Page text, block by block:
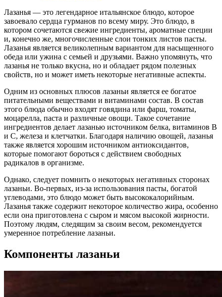
Лазанья — это легендарное итальянское блюдо, которое
завоевало сердца гурманов по всему миру. Это блюдо, в
котором сочетаются свежие ингредиенты, ароматные специи
и, конечно же, многочисленные слои тонких листов пасты.
Лазанья является великолепным вариантом для насыщенного
обеда или ужина с семьей и друзьями. Важно упомянуть, что
лазанья не только вкусна, но и обладает рядом полезных
свойств, но и может иметь некоторые негативные аспекты.
Одним из основных плюсов лазаньи является ее богатое
питательными веществами и витаминами состав. В состав
этого блюда обычно входят говядина или фарш, томаты,
моцарелла, паста и различные овощи. Такое сочетание
ингредиентов делает лазанью источником белка, витаминов В
и С, железа и клетчатки. Благодаря наличию овощей, лазанья
также является хорошим источником антиоксидантов,
которые помогают бороться с действием свободных
радикалов в организме.
Однако, следует помнить о некоторых негативных сторонах
лазаньи. Во-первых, из-за использования пасты, богатой
углеводами, это блюдо может быть высококалорийным.
Лазанья также содержит некоторое количество жира, особенно
если она приготовлена с сыром и мясом высокой жирности.
Поэтому людям, следящим за своим весом, рекомендуется
умеренное потребление лазаньи.
Компоненты лазаньи